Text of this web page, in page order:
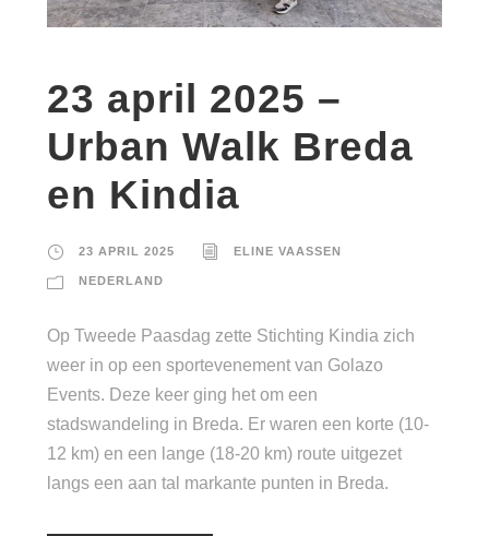
23 april 2025 –
Urban Walk Breda
en Kindia
23 APRIL 2025 ELINE VAASSEN
NEDERLAND
Op Tweede Paasdag zette Stichting Kindia zich
weer in op een sportevenement van Golazo
Events. Deze keer ging het om een
stadswandeling in Breda. Er waren een korte (10-
12 km) en een lange (18-20 km) route uitgezet
langs een aan tal markante punten in Breda.